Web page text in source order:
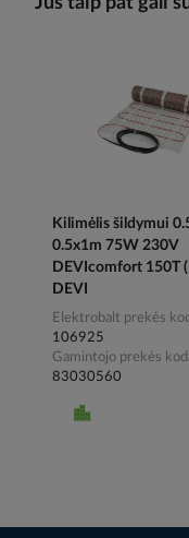
Kilimėlis šildymui
0.5x1m 75W 230V
DEVIcomfort 150T
DEVI
Elektrobalt prekės
106925
Gamintojo prekės
83030560